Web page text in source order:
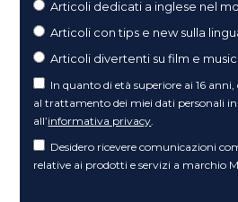
Articoli dedicati a inglese nel
Articoli con tips e new sulla
Articoli divertenti su film e
In quanto di età superiore ai 16
al trattamento dei miei dati personali
all’informativa privacy
Desidero ricevere comunicazioni
relative ai prodotti e servizi a marchio